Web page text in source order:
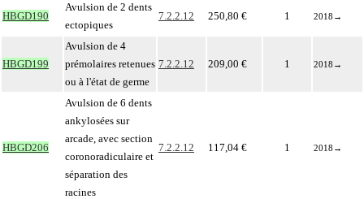
HBGD190
Avulsion de 2 dents
ectopiques
7.2.2.12 250,80 € 1 2018 →
HBGD199
Avulsion de 4
prémolaires retenues
ou à l'état de germe
7.2.2.12 209,00 € 1 2018 →
HBGD206
Avulsion de 6 dents
ankylosées sur
arcade, avec section
coronoradiculaire et
séparation des
racines
7.2.2.12 117,04 € 1 2018 →